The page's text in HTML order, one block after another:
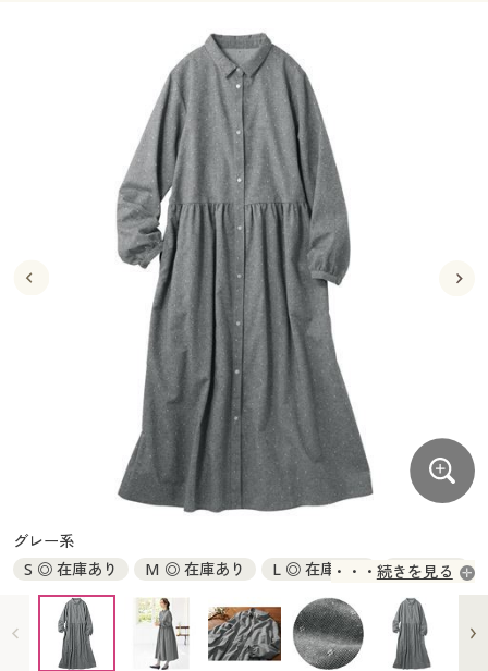
ジュニア・ティーンズ下着
キッチン・雑貨・日用品
寝具・インテリア・家具
寝具・インテリア・家具通販すべて
寝具・ベッド
カーテン・ラグ・ファブリック
美容・健康通販すべて
美容・健康・サプリメント
制服・スクール
制服・スクールすべて
ジュニア・ティーンズ下着
大きいサイズ
大きいサイズ通販すべて
大きいサイズ レディース服
大きいサイズ レディース下着
大きいサイズ メンズ
大きいサイズ 事務・制服
シークレットセール
商品カテゴリ一覧
カタログ・チラシからのご注文
デジタルカタログ
カタログ無料プレゼント
ジュニア・ティーンズ下着
キッチン・雑貨・日用品
寝具・インテリア・家具通販すべて
寝具・ベッド
カーテン・ラグ・ファブリック
美容・健康通販すべて
美容・健康・サプリメント
制服・スクール
制服・スクールすべて
制服・学生服
ジュニア・ティーンズ下着
大きいサイズ
大きいサイズ通販すべて
大きいサイズ レディース服
大きいサイズ レディース下着
大きいサイズ メンズ
大きいサイズ 事務・制服
シークレットセール
商品カテゴリ一覧
カタログ・チラシからのご注文
カタログ無料プレゼント
会員メニュー
グレー系
S ◎ 在庫あり
M ◎ 在庫あり L ◎ 在庫あり
LL × 完売
3L × 完売
続きを見る